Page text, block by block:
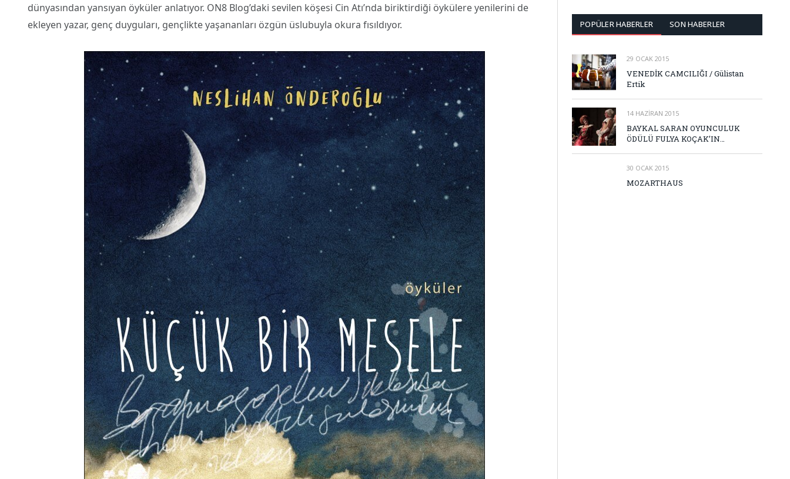
dünyasından yansıyan öyküler anlatıyor. ON8 Blog’daki sevilen köşesi Cin Atı’nda biriktirdiği öykülere yenilerini de
ekleyen yazar, genç duyguları, gençlikte yaşananları özgün üslubuyla okura fısıldıyor.
POPÜLER HABERLER SON HABERLER
29 OCAK 2015
VENEDİK CAMCILIĞI / Gülistan
Ertik
14 HAZIRAN 2015
BAYKAL SARAN OYUNCULUK
ÖDÜLÜ FULYA KOÇAK’IN…
30 OCAK 2015
MOZARTHAUS